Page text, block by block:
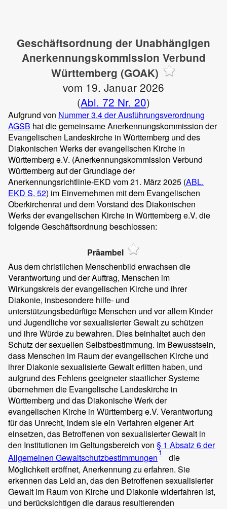
Geschäftsordnung der Unabhängigen
Anerkennungskommission Verbund
Württemberg (GOAK)
vom 19. Januar 2026
(Abl. 72 Nr. 20)
Aufgrund von Nummer 3.4 der Ausführungsverordnung
AGSB hat die gemeinsame Anerkennungskommission der
Evangelischen Landeskirche in Württemberg und des
Diakonischen Werks der evangelischen Kirche in
Württemberg e.V. (Anerkennungskommission Verbund
Württemberg auf der Grundlage der
Anerkennungsrichtlinie-EKD vom 21. März 2025 (ABL.
EKD S. 52) im Einvernehmen mit dem Evangelischen
Oberkirchenrat und dem Vorstand des Diakonischen
Werks der evangelischen Kirche in Württemberg e.V. die
folgende Geschäftsordnung beschlossen:
Präambel
Aus dem christlichen Menschenbild erwachsen die
Verantwortung und der Auftrag, Menschen im
Wirkungskreis der evangelischen Kirche und ihrer
Diakonie, insbesondere hilfe- und
unterstützungsbedürftige Menschen und vor allem Kinder
und Jugendliche vor sexualisierter Gewalt zu schützen
und ihre Würde zu bewahren. Dies beinhaltet auch den
Schutz der sexuellen Selbstbestimmung. Im Bewusstsein,
dass Menschen im Raum der evangelischen Kirche und
ihrer Diakonie sexualisierte Gewalt erlitten haben, und
aufgrund des Fehlens geeigneter staatlicher Systeme
übernehmen die Evangelische Landeskirche in
Württemberg und das Diakonische Werk der
evangelischen Kirche in Württemberg e.V. Verantwortung
für das Unrecht, indem sie ein Verfahren eigener Art
einsetzen, das Betroffenen von sexualisierter Gewalt in
den Institutionen im Geltungsbereich von § 1 Absatz 6 der
Allgemeinen Gewaltschutzbestimmungen1
die
Möglichkeit eröffnet, Anerkennung zu erfahren. Sie
erkennen das Leid an, das den Betroffenen sexualisierter
Gewalt im Raum von Kirche und Diakonie widerfahren ist,
und berücksichtigen die daraus resultierenden